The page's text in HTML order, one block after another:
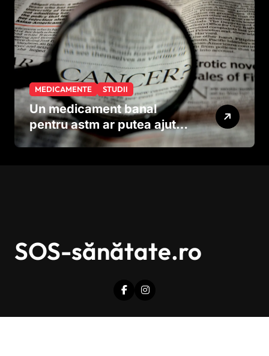
MEDICAMENTE STUDII
Un medicament banal
pentru astm ar putea ajuta
în lupta împotriva
SOS-sănătate.ro